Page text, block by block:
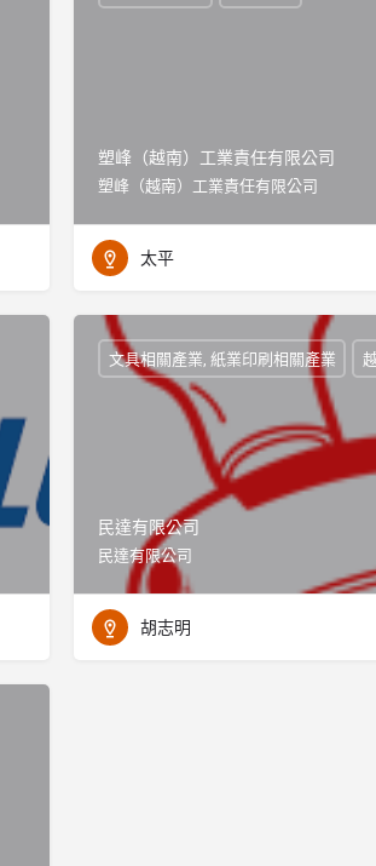
塑峰（越南）工業責任有限公司
塑峰（越南）工業責任有限公司
太平
民達有限公司
民達有限公司
文具相關產業, 紙業印刷相關產業
胡志明